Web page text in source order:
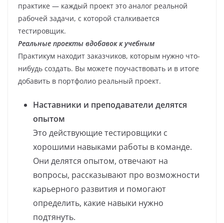
практике — каждый проект это аналог реальной
рабочей задачи, с которой сталкивается
тестировщик.
Реальные проекты вдобавок к учебным
Практикум находит заказчиков, которым нужно что-
нибудь создать. Вы можете поучаствовать и в итоге
добавить в портфолио реальный проект.
Наставники и преподаватели делятся
опытом
Это действующие тестировщики с
хорошими навыками работы в команде.
Они делятся опытом, отвечают на
вопросы, рассказывают про возможности
карьерного развития и помогают
определить, какие навыки нужно
подтянуть.